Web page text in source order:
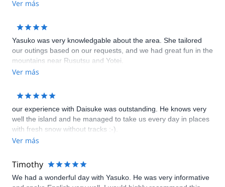
February it was never intended to go on a tour. Sorry, maybe
chating-protocol with Waturu anymore to proof that we were
still trying to find a date. Due to an infect I'm not going to be
able to go on a tour with Waturu before I leave. Would you
please be so kind to consider a refund of my payment, as to
the above mentioned reasons. Kind regards Sascha
Ver más
Yasuko was very knowledgable about the area. She tailored
our outings based on our requests, and we had great fun in the
mountains near Rusutsu and Yotei.
Ver más
our experience with Daisuke was outstanding. He knows very
well the island and he managed to take us every day in places
with fresh snow without tracks :-).
Ver más
Timothy
We had a wonderful day with Yasuko. He was very informative